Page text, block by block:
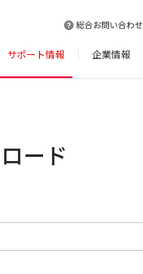
総合お問い合わせ
サポート情報 企業情報
ード